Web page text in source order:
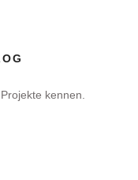
kennen.